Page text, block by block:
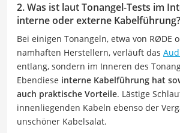
2. Was ist laut Tonangel-Tests im
interne oder externe Kabelführung?
Bei einigen Tonangeln, etwa von RØDE
namhaften Herstellern, verläuft das
entlang, sondern im Inneren des
Ebendiese interne Kabelführung hat
auch praktische Vorteile. Lästige
innenliegenden Kabeln ebenso der
unschöner Kabelsalat.